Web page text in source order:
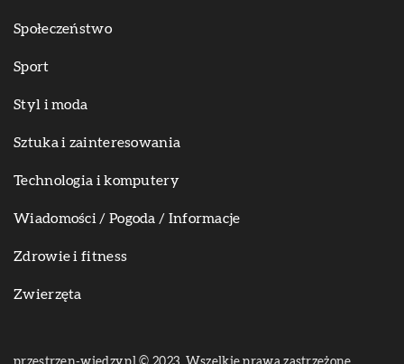
Społeczeństwo
Sport
Styl i moda
Sztuka i zainteresowania
Technologia i komputery
Wiadomości / Pogoda / Informacje
Zdrowie i fitness
Zwierzęta